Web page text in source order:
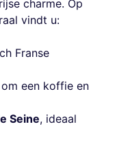
charme. Op
vindt u:
Franse
een koffie en
Seine, ideaal